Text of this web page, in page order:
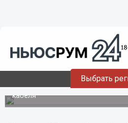
Выбрать
У Шпицбергена
синего кита по
Новый метод позволяет
по колебаниям воды с помощью
кабеля